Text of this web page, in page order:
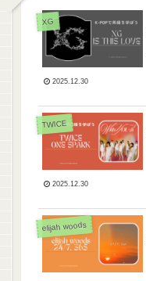
XG
2025.12.30
TWICE
2025.12.30
elijah woods